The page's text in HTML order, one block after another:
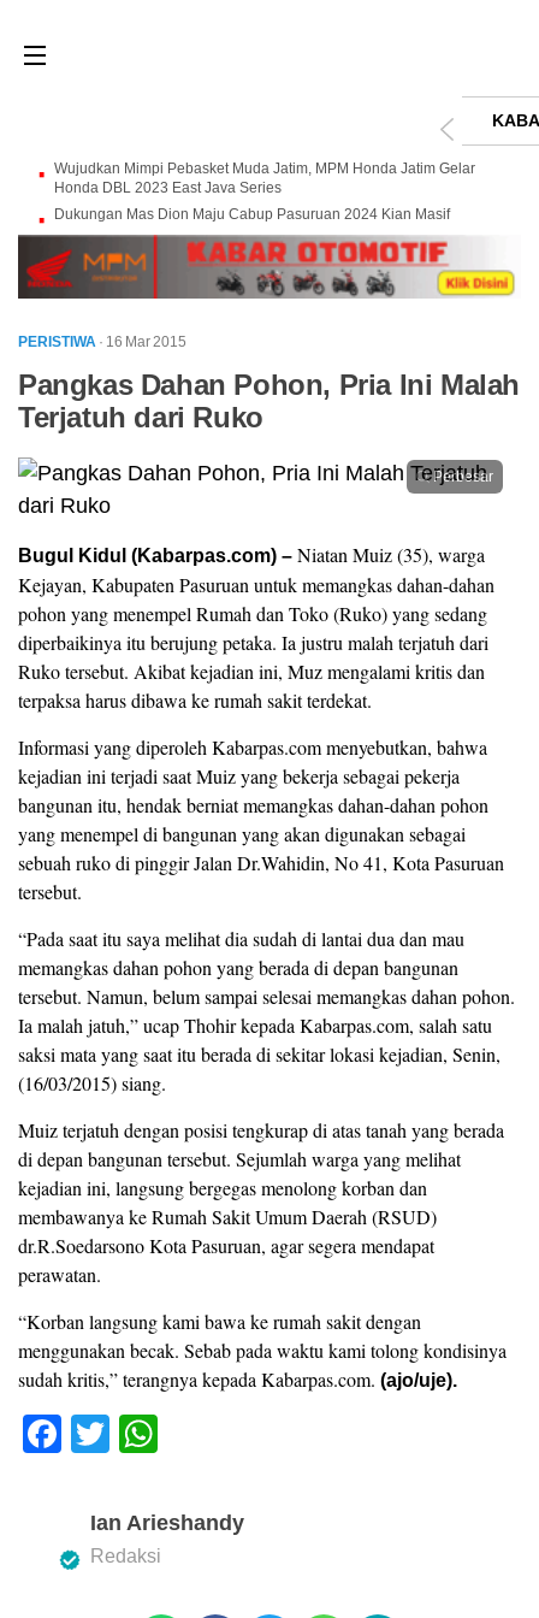
Wujudkan Mimpi Pebasket Muda Jatim, MPM Honda Jatim Gelar
Honda DBL 2023 East Java Series
Dukungan Mas Dion Maju Cabup Pasuruan 2024 Kian Masif
PERISTIWA · 16 Mar 2015
Pangkas Dahan Pohon, Pria Ini Malah
Terjatuh dari Ruko
Perbesar
Bugul Kidul (Kabarpas.com) – Niatan Muiz (35), warga
Kejayan, Kabupaten Pasuruan untuk memangkas dahan-dahan
pohon yang menempel Rumah dan Toko (Ruko) yang sedang
diperbaikinya itu berujung petaka. Ia justru malah terjatuh dari
Ruko tersebut. Akibat kejadian ini, Muz mengalami kritis dan
terpaksa harus dibawa ke rumah sakit terdekat.
Informasi yang diperoleh Kabarpas.com menyebutkan, bahwa
kejadian ini terjadi saat Muiz yang bekerja sebagai pekerja
bangunan itu, hendak berniat memangkas dahan-dahan pohon
yang menempel di bangunan yang akan digunakan sebagai
sebuah ruko di pinggir Jalan Dr.Wahidin, No 41, Kota Pasuruan
tersebut.
“Pada saat itu saya melihat dia sudah di lantai dua dan mau
memangkas dahan pohon yang berada di depan bangunan
tersebut. Namun, belum sampai selesai memangkas dahan pohon.
Ia malah jatuh,” ucap Thohir kepada Kabarpas.com, salah satu
saksi mata yang saat itu berada di sekitar lokasi kejadian, Senin,
(16/03/2015) siang.
Muiz terjatuh dengan posisi tengkurap di atas tanah yang berada
di depan bangunan tersebut. Sejumlah warga yang melihat
kejadian ini, langsung bergegas menolong korban dan
membawanya ke Rumah Sakit Umum Daerah (RSUD)
dr.R.Soedarsono Kota Pasuruan, agar segera mendapat
perawatan.
“Korban langsung kami bawa ke rumah sakit dengan
menggunakan becak. Sebab pada waktu kami tolong kondisinya
sudah kritis,” terangnya kepada Kabarpas.com. (ajo/uje).
F
e
T
tt
er
at
s
Ian Arieshandy
Redaksi